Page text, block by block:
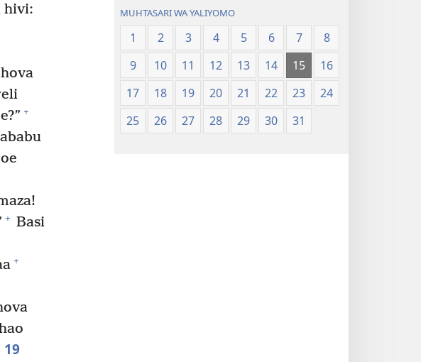
hivi:
+
+ Basi
+
19
MUHTASARI WA YALIYOMO
1 2 3 4 5 6 7
8
9
10 11 12 13 14 15
16
17
18 19 20 21 22 23
24
25
26 27 28 29 30 31